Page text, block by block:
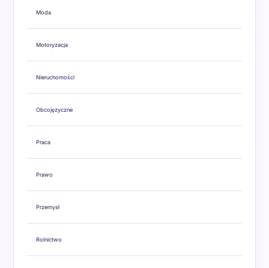
Moda
Motoryzacja
Nieruchomości
Obcojęzyczne
Praca
Prawo
Przemysł
Rolnictwo